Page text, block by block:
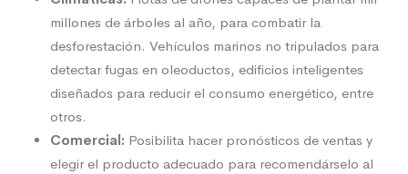
millones de árboles al año, para combatir la
desforestación. Vehículos marinos no tripulados para
detectar fugas en oleoductos, edificios inteligentes
diseñados para reducir el consumo energético, entre
otros.
Comercial: Posibilita hacer pronósticos de ventas y
elegir el producto adecuado para recomendárselo al